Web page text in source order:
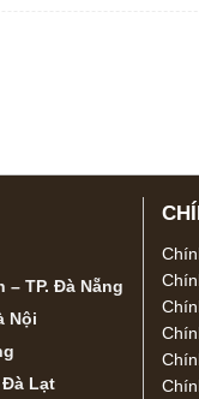
– TP. Đà Nẵng
Nội
Đà Lạt